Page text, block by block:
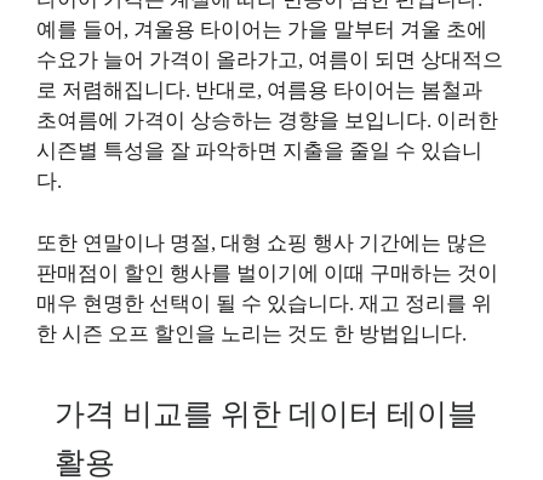
예를 들어, 겨울용 타이어는 가을 말부터 겨울 초에
수요가 늘어 가격이 올라가고, 여름이 되면 상대적으
로 저렴해집니다. 반대로, 여름용 타이어는 봄철과
초여름에 가격이 상승하는 경향을 보입니다. 이러한
시즌별 특성을 잘 파악하면 지출을 줄일 수 있습니
다.
또한 연말이나 명절, 대형 쇼핑 행사 기간에는 많은
판매점이 할인 행사를 벌이기에 이때 구매하는 것이
매우 현명한 선택이 될 수 있습니다. 재고 정리를 위
한 시즌 오프 할인을 노리는 것도 한 방법입니다.
가격 비교를 위한 데이터 테이블
활용